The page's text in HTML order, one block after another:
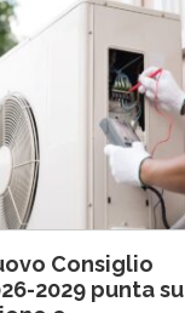
Consiglio
2029 punta su